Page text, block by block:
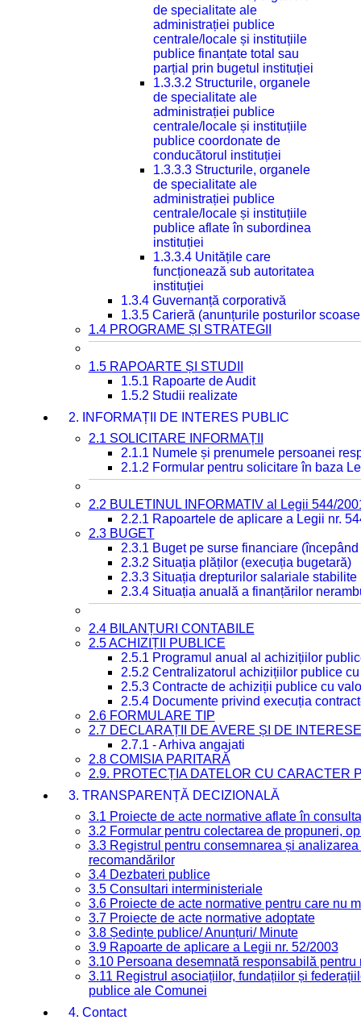
de specialitate ale
administrației publice
centrale/locale și instituțiile
publice finanțate total sau
parțial prin bugetul instituției
1.3.3.2 Structurile, organele
de specialitate ale
administrației publice
centrale/locale și instituțiile
publice coordonate de
conducătorul instituției
1.3.3.3 Structurile, organele
de specialitate ale
administrației publice
centrale/locale și instituțiile
publice aflate în subordinea
instituției
1.3.3.4 Unitățile care
funcționează sub autoritatea
instituției
1.3.4 Guvernanță corporativă
1.3.5 Carieră (anunțurile posturilor
1.4 PROGRAME ȘI STRATEGII
1.5 RAPOARTE ȘI STUDII
1.5.1 Rapoarte de Audit
1.5.2 Studii realizate
2. INFORMAȚII DE INTERES PUBLIC
2.1 SOLICITARE INFORMAȚII
2.1.1 Numele și prenumele persoanei
2.1.2 Formular pentru solicitare în baza
2.2 BULETINUL INFORMATIV al Legii 544/
2.2.1 Rapoartele de aplicare a Legii nr.
2.3 BUGET
2.3.1 Buget pe surse financiare
2.3.2 Situația plăților (execuția bugetară)
2.3.3 Situația drepturilor salariale
2.3.4 Situația anuală a finanțărilor
2.4 BILANȚURI CONTABILE
2.5 ACHIZIȚII PUBLICE
2.5.1 Programul anual al achizițiilor
2.5.2 Centralizatorul achizițiilor publice
2.5.3 Contracte de achiziții publice cu
2.5.4 Documente privind execuția
2.6 FORMULARE TIP
2.7 DECLARAȚII DE AVERE ȘI DE INTERESE
2.7.1 - Arhiva angajati
2.8 COMISIA PARITARĂ
2.9. PROTECȚIA DATELOR CU CARACTER
3. TRANSPARENȚĂ DECIZIONALĂ
3.1 Proiecte de acte normative aflate în
3.2 Formular pentru colectarea de propuneri,
3.3 Registrul pentru consemnarea și
recomandărilor
3.4 Dezbateri publice
3.5 Consultari interministeriale
3.6 Proiecte de acte normative pentru care nu
3.7 Proiecte de acte normative adoptate
3.8 Ședințe publice/ Anunțuri/ Minute
3.9 Rapoarte de aplicare a Legii nr. 52/2003
3.10 Persoana desemnată responsabilă
3.11 Registrul asociațiilor, fundațiilor și
publice ale Comunei
4. Contact